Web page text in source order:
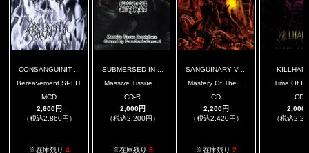
CONSANGUINIT ...
Bereavement SPLIT
MCD
2,600円
（税込2,860円）
※在庫残り 4
SUBMERSED IN ...
Massive Tissue ...
CD-R
2,000円
（税込2,200円）
※在庫残り 5
SANGUINARY V ...
Mastery Of The ...
CD
2,200円
（税込2,420円）
※在庫残り 2
Time Of
CD
2,000
（税込